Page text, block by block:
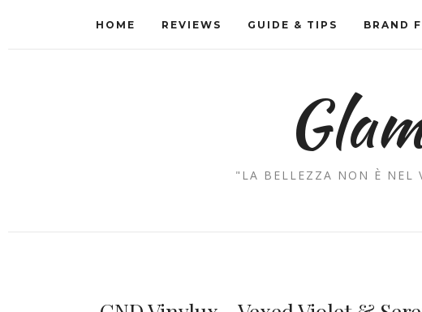
HOME REVIEWS GUIDE & TIPS BRAND
"LA BELLEZZA NON È NEL